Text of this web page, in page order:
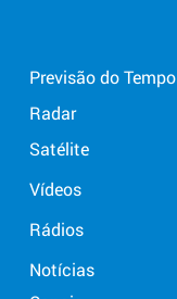
Previsão do Tempo
Radar
Satélite
Vídeos
Rádios
Notícias